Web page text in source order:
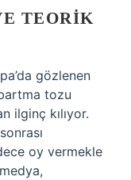
TEORIK
gözlenen
tozu
ilginç kılıyor.
oy vermekle